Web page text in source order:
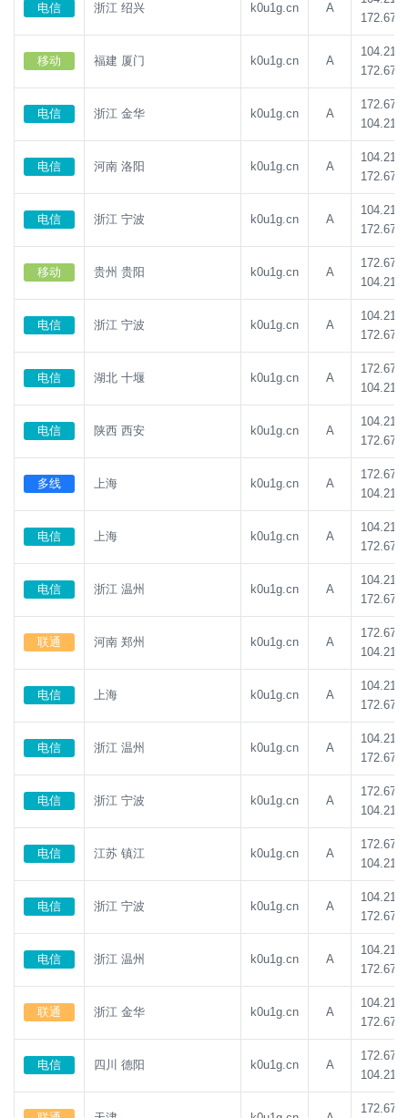
电信 浙江 绍兴 k0u1g.cn A
移动 福建 厦门 k0u1g.cn A
电信 浙江 金华 k0u1g.cn A
电信 河南 洛阳 k0u1g.cn A
电信 浙江 宁波 k0u1g.cn A
移动 贵州 贵阳 k0u1g.cn A
电信 浙江 宁波 k0u1g.cn A
电信 湖北 十堰 k0u1g.cn A
电信 陕西 西安 k0u1g.cn A
多线 上海 k0u1g.cn A
电信 上海 k0u1g.cn A
电信 浙江 温州 k0u1g.cn A
联通 河南 郑州 k0u1g.cn A
电信 上海 k0u1g.cn A
电信 浙江 温州 k0u1g.cn A
电信 浙江 宁波 k0u1g.cn A
电信 江苏 镇江 k0u1g.cn A
电信 浙江 宁波 k0u1g.cn A
电信 浙江 温州 k0u1g.cn A
联通 浙江 金华 k0u1g.cn A
电信 四川 德阳 k0u1g.cn A